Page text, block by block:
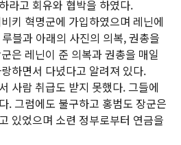
라고 회유와 협박을 하였다.
키 혁명군에 가입하였으며 레닌에
블과 아래의 사진의 의복, 권총을
은 레닌이 준 의복과 권총을 매일
하면서 다녔다고 알려져 있다.
사람 취급도 받지 못했다. 그들에
. 그럼에도 불구하고 홍범도 장군은
있었으며 소련 정부로부터 연금을